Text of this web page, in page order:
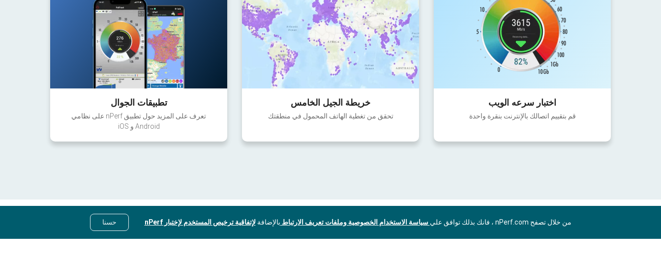
اختبار سرعه الويب
قم بتقييم اتصالك بالإنترنت بنقرة واحدة
خريطة الجيل الخامس
تحقق من تغطية الهاتف المحمول في منطقتك
تطبيقات الجوال
تعرف على المزيد حول تطبيق nPerf على نظامي
Android و iOS
من خلال تصفح nPerf.com ، فانك بذلك توافق علي سياسة الاستخدام الخصوصية وملفات تعريف الارتباط بالإضافةلإتفاقية ترخيص المستخدم لإختبار nPerf حسنا